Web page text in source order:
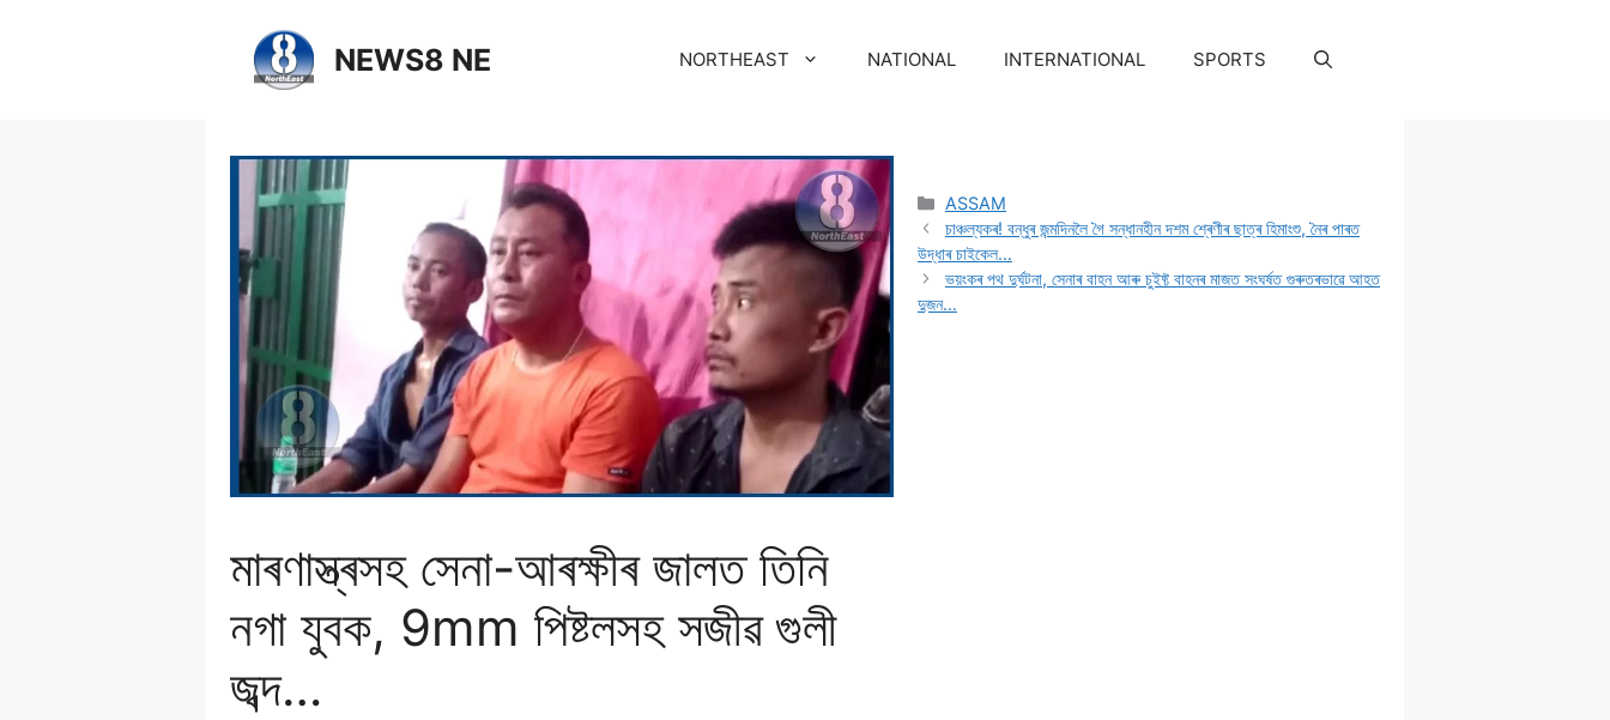
NEWS8 NE NORTHEAST NATIONAL INTERNATIONAL SPORTS
মাৰণাস্ত্ৰসহ সেনা-আৰক্ষীৰ জালত তিনি
নগা যুবক, 9mm পিষ্টলসহ সজীৱ গুলী
জব্দ…
ASSAM
চাঞ্চল্যকৰ! বন্ধুৰ জন্মদিনলৈ গৈ সন্ধানহীন দশম শ্ৰেণীৰ ছাত্ৰ হিমাংশু, নৈৰ পাৰত
উদ্ধাৰ চাইকেল…
ভয়ংকৰ পথ দুৰ্ঘটনা, সেনাৰ বাহন আৰু চুইফ্ট বাহনৰ মাজত সংঘৰ্ষত গুৰুতৰভাৱে আহত
দুজন…